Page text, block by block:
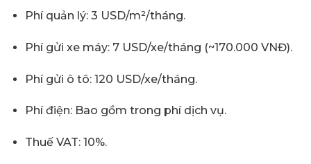
Phí quản lý: 3 USD/m²/tháng.
Phí gửi xe máy: 7 USD/xe/tháng (~170.000 VNĐ).
Phí gửi ô tô: 120 USD/xe/tháng.
Phí điện: Bao gồm trong phí dịch vụ.
Thuế VAT: 10%.